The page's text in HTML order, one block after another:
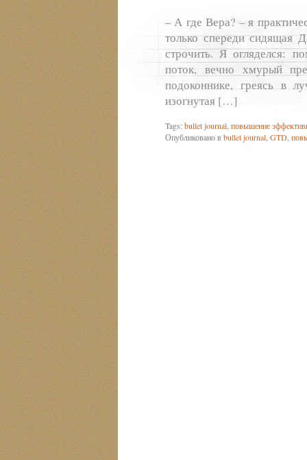
– А где Вера? – я
только спереди сидящая
строчить. Я огляделся:
поток, вечно хмурый
подоконнике, греясь в
изогнутая […]
Tags: bullet journal повышение
Опубликовано вbullet journal GTD